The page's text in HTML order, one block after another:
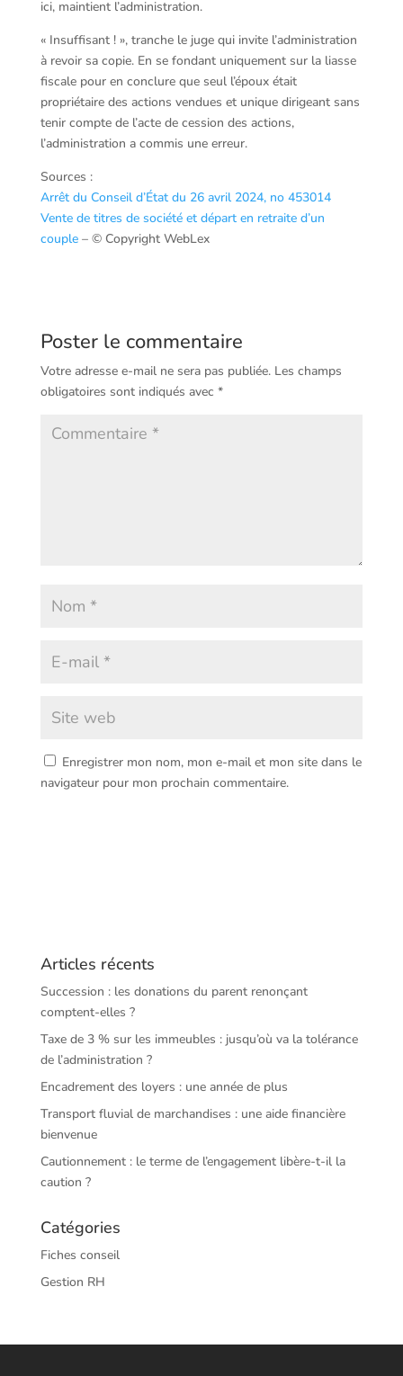
ici, maintient l’administration.
« Insuffisant ! », tranche le juge qui invite l’administration
à revoir sa copie. En se fondant uniquement sur la liasse
fiscale pour en conclure que seul l’époux était
propriétaire des actions vendues et unique dirigeant sans
tenir compte de l’acte de cession des actions,
l’administration a commis une erreur.
Sources :
Arrêt du Conseil d’État du 26 avril 2024, no 453014
Vente de titres de société et départ en retraite d’un
couple– © Copyright WebLex
Poster le commentaire
Votre adresse e-mail ne sera pas publiée. Les champs
obligatoires sont indiqués avec *
Enregistrer mon nom, mon e-mail et mon site dans le
navigateur pour mon prochain commentaire.
Articles récents
Succession : les donations du parent renonçant
comptent-elles ?
Taxe de 3 % sur les immeubles : jusqu’où va la tolérance
de l’administration ?
Encadrement des loyers : une année de plus
Transport fluvial de marchandises : une aide financière
bienvenue
Cautionnement : le terme de l’engagement libère-t-il la
caution ?
Catégories
Fiches conseil
Gestion RH